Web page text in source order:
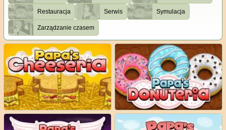
Restauracja Serwis Symulacja
Zarządzanie czasem